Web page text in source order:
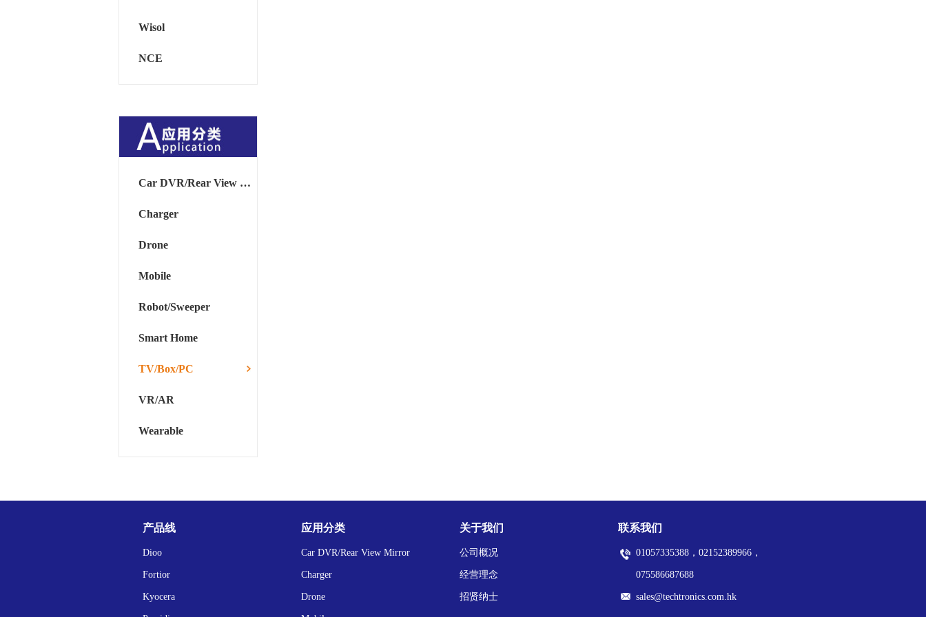
Wisol
NCE
Car DVR/Rear View Mirror
Charger
Drone
Mobile
Robot/Sweeper
Smart Home
TV/Box/PC
VR/AR
Wearable
产品线
Dioo
Fortior
Kyocera
应用分类
Car DVR/Rear View Mirror
Charger
Drone
关于我们
公司概况
经营理念
招贤纳士
联系我们
01057335388，02152389966，
075586687688
sales@techtronics.com.hk